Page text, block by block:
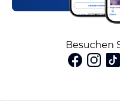
Besuchen